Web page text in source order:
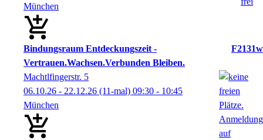
München
Bindungsraum Entdeckungszeit -
Vertrauen.Wachsen.Verbunden Bleiben.
F2131w
Machtlfingerstr. 5
06.10.26 - 22.12.26 (11-mal) 09:30 - 10:45
München